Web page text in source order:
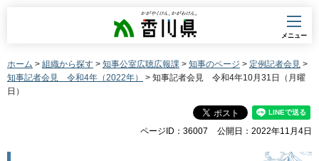
香川県
メニュー
ホーム > 組織から探す > 知事公室広聴広報課 > 知事のページ > 定例記者会見 >
知事記者会見 令和4年（2022年）
> 知事記者会見 令和4年10月31日（月曜
日）
ページID：36007 公開日：2022年11月4日